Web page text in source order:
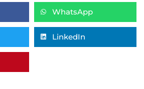
WhatsApp
LinkedIn